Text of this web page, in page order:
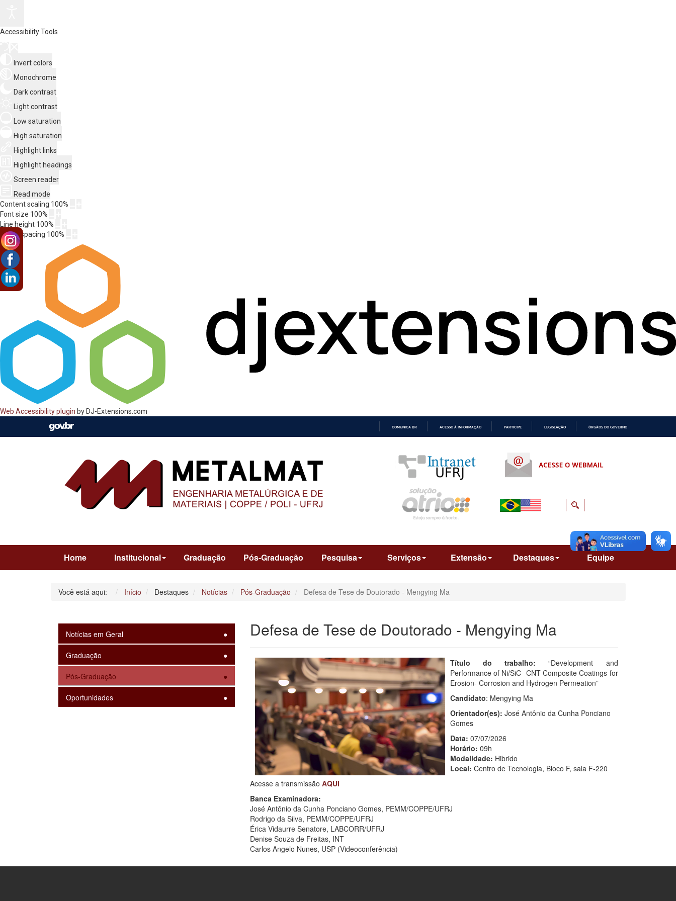
Accessibility Tools
Invert colors
Monochrome
Dark contrast
Light contrast
Low saturation
High saturation
Highlight links
Highlight headings
Screen reader
Read mode
Content scaling 100%
Font size 100%
Line height 100%
Letter spacing 100%
Web Accessibility plugin by DJ-Extensions.com
COMUNICA BR ACESSO À INFORMAÇÃO PARTICIPE LEGISLAÇÃO ÓRGÃOS DO GOVERNO
Home Institucional Graduação Pós-Graduação Pesquisa Serviços Extensão Destaques Equipe
Você está aqui: Início Destaques Notícias Pós-Graduação Defesa de Tese de Doutorado - Mengying Ma
Notícias em Geral
Graduação
Pós-Graduação
Oportunidades
Defesa de Tese de Doutorado - Mengying Ma
Título do trabalho: “Development and
Performance of Ni/SiC- CNT Composite Coatings for
Erosion- Corrosion and Hydrogen Permeation”
Candidato: Mengying Ma
Orientador(es): José Antônio da Cunha Ponciano
Gomes
Data: 07/07/2026
Horário: 09h
Modalidade: Hibrido
Local: Centro de Tecnologia, Bloco F, sala F-220
Acesse a transmissão AQUI
Banca Examinadora:
José Antônio da Cunha Ponciano Gomes, PEMM/COPPE/UFRJ
Rodrigo da Silva, PEMM/COPPE/UFRJ
Érica Vidaurre Senatore, LABCORR/UFRJ
Denise Souza de Freitas, INT
Carlos Angelo Nunes, USP (Videoconferência)